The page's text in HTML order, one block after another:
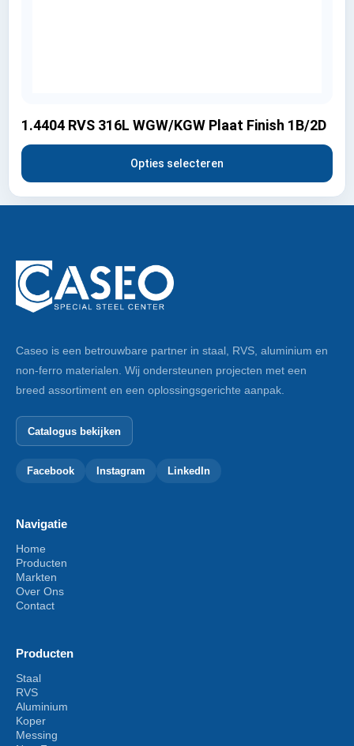
1.4404 RVS 316L WGW/KGW Plaat Finish 1B/2D
Opties selecteren
Caseo is een betrouwbare partner in staal, RVS, aluminium en
non-ferro materialen. Wij ondersteunen projecten met een
breed assortiment en een oplossingsgerichte aanpak.
Catalogus bekijken
Facebook Instagram LinkedIn
Navigatie
Home
Producten
Markten
Over Ons
Contact
Producten
Staal
RVS
Aluminium
Koper
Messing